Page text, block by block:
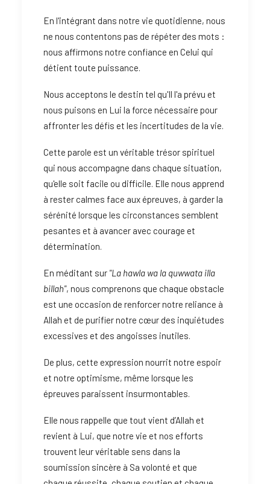
En l'intégrant dans notre vie quotidienne, nous
ne nous contentons pas de répéter des mots :
nous affirmons notre confiance en Celui qui
détient toute puissance.
Nous acceptons le destin tel qu'Il l'a prévu et
nous puisons en Lui la force nécessaire pour
affronter les défis et les incertitudes de la vie.
Cette parole est un véritable trésor spirituel
qui nous accompagne dans chaque situation,
qu'elle soit facile ou difficile. Elle nous apprend
à rester calmes face aux épreuves, à garder la
sérénité lorsque les circonstances semblent
pesantes et à avancer avec courage et
détermination.
En méditant sur "La hawla wa la quwwata illa
billah", nous comprenons que chaque obstacle
est une occasion de renforcer notre reliance à
Allah et de purifier notre cœur des inquiétudes
excessives et des angoisses inutiles.
De plus, cette expression nourrit notre espoir
et notre optimisme, même lorsque les
épreuves paraissent insurmontables.
Elle nous rappelle que tout vient d’Allah et
revient à Lui, que notre vie et nos efforts
trouvent leur véritable sens dans la
soumission sincère à Sa volonté et que